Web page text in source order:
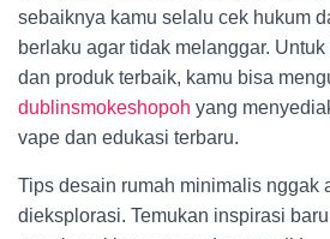
sebaiknya kamu selalu cek hukum
berlaku agar tidak melanggar.
dan produk terbaik, kamu bisa
dublinsmokeshopoh yang
vape dan edukasi terbaru.
Tips desain rumah minimalis nggak
dieksplorasi. Temukan inspirasi